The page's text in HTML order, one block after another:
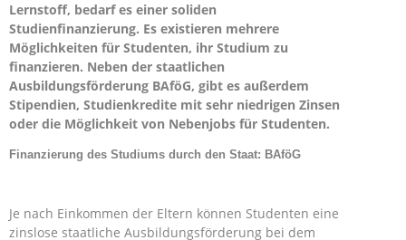
Lernstoff, bedarf es einer soliden
Studienfinanzierung. Es existieren mehrere
Möglichkeiten für Studenten, ihr Studium zu
finanzieren. Neben der staatlichen
Ausbildungsförderung BAföG, gibt es außerdem
Stipendien, Studienkredite mit sehr niedrigen Zinsen
oder die Möglichkeit von Nebenjobs für Studenten.
Finanzierung des Studiums durch den Staat: BAföG
Je nach Einkommen der Eltern können Studenten eine
zinslose staatliche Ausbildungsförderung bei dem